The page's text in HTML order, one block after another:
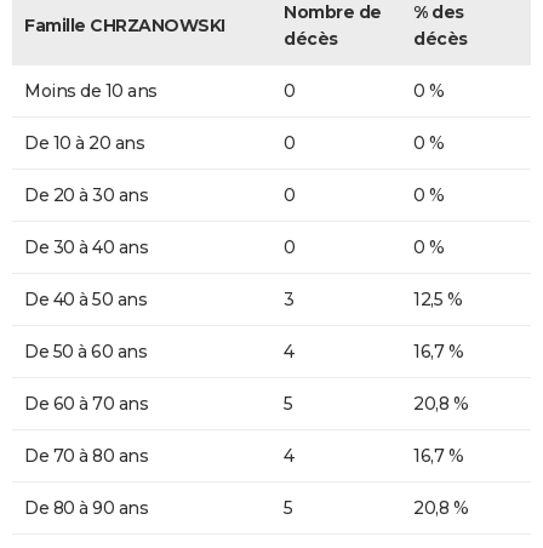
Famille CHRZANOWSKI
Nombre de
décès
% des
décès
Moins de 10 ans 0 0 %
De 10 à 20 ans 0 0 %
De 20 à 30 ans 0 0 %
De 30 à 40 ans 0 0 %
De 40 à 50 ans 3 12,5 %
De 50 à 60 ans 4 16,7 %
De 60 à 70 ans 5 20,8 %
De 70 à 80 ans 4 16,7 %
De 80 à 90 ans 5 20,8 %